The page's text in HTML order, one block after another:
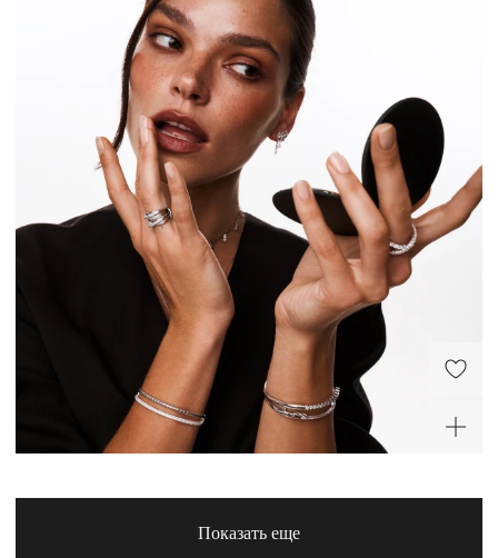
Серебряное кольцо-
тринити с фианитами
Серебряное кольцо с
дорожкой фианитов
2 800 ₽
Жесткий браслет
Кольцо многослойное с
фианитами серебряное
10 900 ₽
Кольцо кросс из серебра
ХИТ -20%
Показать еще